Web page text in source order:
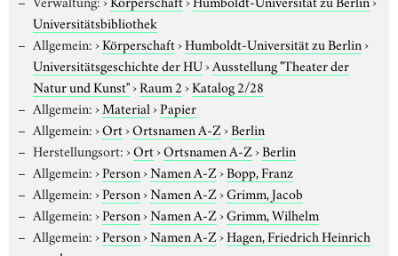
Universitätsbibliothek
Allgemein:›Körperschaft›Humboldt-Universität zu Berlin›
Universitätsgeschichte der HU›Ausstellung "Theater der
Natur und Kunst"›Raum 2›Katalog 2/28
Allgemein:›Material›Papier
Allgemein:›Ort›Ortsnamen A-Z›Berlin
Herstellungsort:›Ort›Ortsnamen A-Z›Berlin
Allgemein:›Person›Namen A-Z›Bopp, Franz
Allgemein:›Person›Namen A-Z›Grimm, Jacob
Allgemein:›Person›Namen A-Z›Grimm, Wilhelm
Allgemein:›Person›Namen A-Z›Hagen, Friedrich Heinrich